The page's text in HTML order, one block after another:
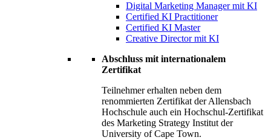
Digital Marketing Manager mit KI
Certified KI Practitioner
Certified KI Master
Creative Director mit KI
Abschluss mit internationalem
Zertifikat
Teilnehmer erhalten neben dem
renommierten Zertifikat der Allensbach
Hochschule auch ein Hochschul-Zertifikat
des Marketing Strategy Institut der
University of Cape Town.